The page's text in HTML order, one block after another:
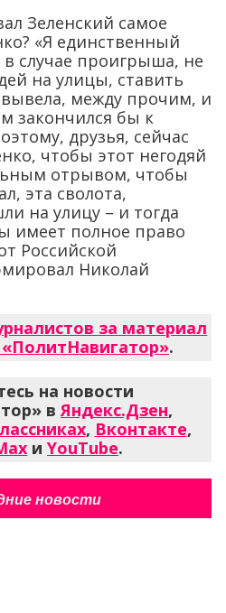
Зеленский самое
«Я единственный
случае проигрыша, не
на улицы, ставить
между прочим, и
закончился бы к
друзья, сейчас
чтобы этот негодяй
отрывом, чтобы
эта сволота,
на улицу – и тогда
имеет полное право
Российской
Николай
за материал
.
на новости
вЯндекс.Дзен,
, Вконтакте,
и YouTube.
новости